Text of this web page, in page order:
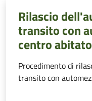
Rilascio
transito con
centro abitato
Procedimento di
transito con